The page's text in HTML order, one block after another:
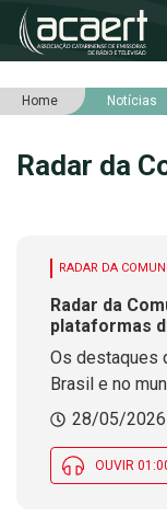
HOME
ASSOCIADOS
SERVIÇOS
Home Notícias
Radar da
RADAR DA
Radar da
plataformas
global
Os destaques
Brasil e no
28/05/2026
OUVIR